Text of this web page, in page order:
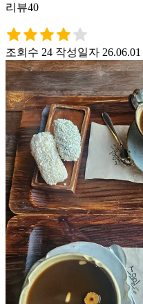
리뷰40
조회수 24 작성일자 26.06.01